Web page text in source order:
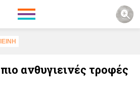
ανθυγιεινές τροφές